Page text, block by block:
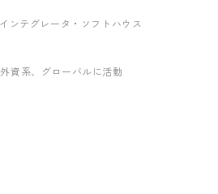
ンテグレータ・ソフトハウス
資系、グローバルに活動